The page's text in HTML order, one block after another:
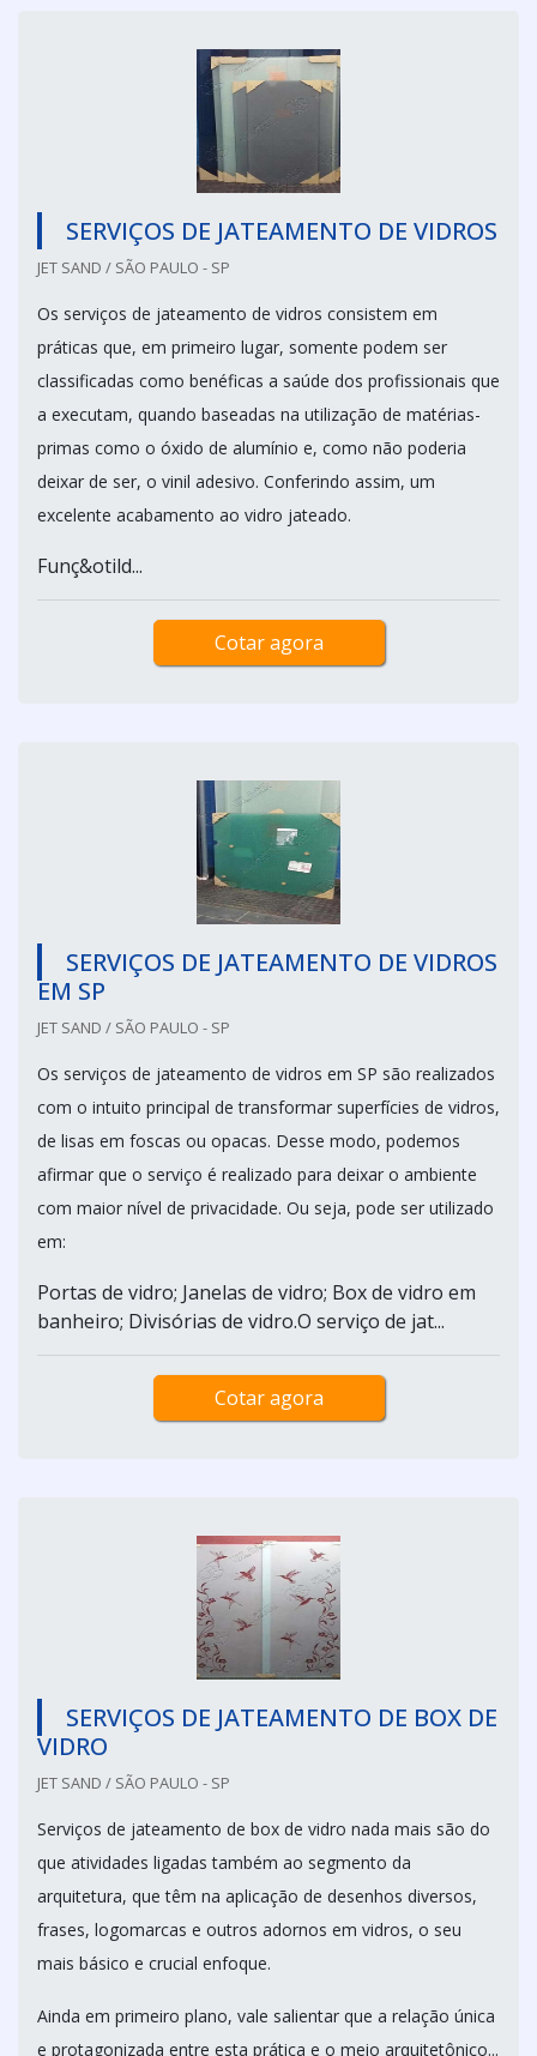
SERVIÇOS DE JATEAMENTO DE VIDROS
JET SAND / SÃO PAULO - SP
Os serviços de jateamento de vidros consistem em
práticas que, em primeiro lugar, somente podem ser
classificadas como benéficas a saúde dos profissionais que
a executam, quando baseadas na utilização de matérias-
primas como o óxido de alumínio e, como não poderia
deixar de ser, o vinil adesivo. Conferindo assim, um
excelente acabamento ao vidro jateado.
Funç&otild...
Cotar agora
SERVIÇOS DE JATEAMENTO DE VIDROS
EM SP
JET SAND / SÃO PAULO - SP
Os serviços de jateamento de vidros em SP são realizados
com o intuito principal de transformar superfícies de vidros,
de lisas em foscas ou opacas. Desse modo, podemos
afirmar que o serviço é realizado para deixar o ambiente
com maior nível de privacidade. Ou seja, pode ser utilizado
em:
Portas de vidro; Janelas de vidro; Box de vidro em
banheiro; Divisórias de vidro.O serviço de jat...
Cotar agora
SERVIÇOS DE JATEAMENTO DE BOX DE
VIDRO
JET SAND / SÃO PAULO - SP
Serviços de jateamento de box de vidro nada mais são do
que atividades ligadas também ao segmento da
arquitetura, que têm na aplicação de desenhos diversos,
frases, logomarcas e outros adornos em vidros, o seu
mais básico e crucial enfoque.
Ainda em primeiro plano, vale salientar que a relação única
e protagonizada entre esta prática e o meio arquitetônico...